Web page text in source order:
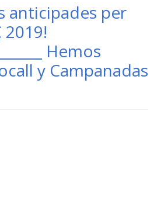
anticipades per
2019!
Hemos
y Campanadas